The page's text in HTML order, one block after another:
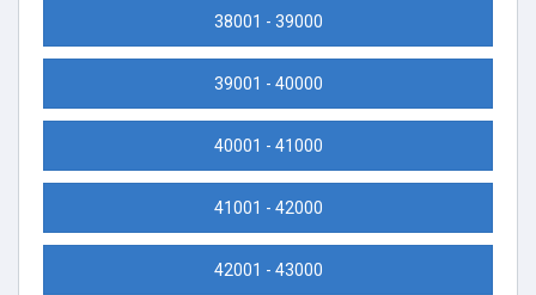
38001 - 39000
39001 - 40000
40001 - 41000
41001 - 42000
42001 - 43000